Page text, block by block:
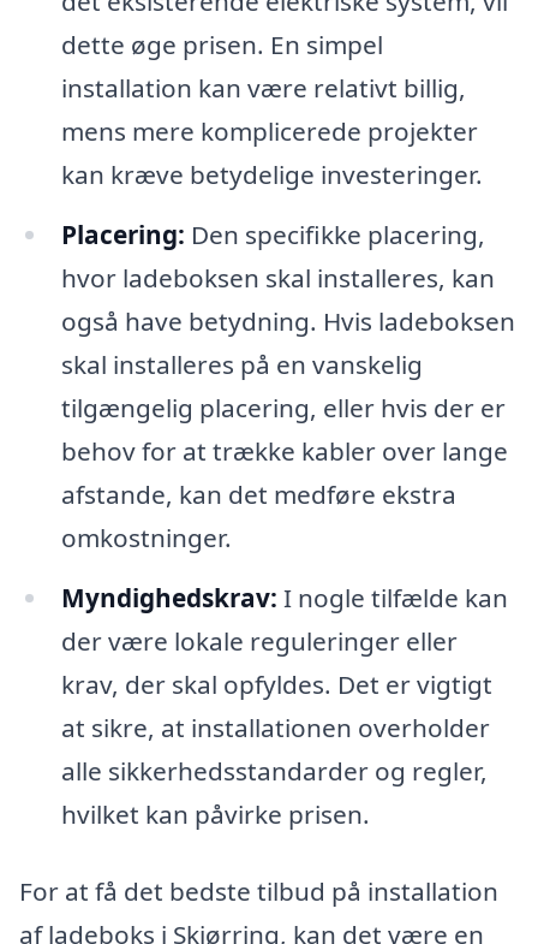
dette øge prisen. En simpel
installation kan være relativt billig,
mens mere komplicerede projekter
kan kræve betydelige investeringer.
Placering: Den specifikke placering,
hvor ladeboksen skal installeres, kan
også have betydning. Hvis ladeboksen
skal installeres på en vanskelig
tilgængelig placering, eller hvis der er
behov for at trække kabler over lange
afstande, kan det medføre ekstra
omkostninger.
Myndighedskrav: I nogle tilfælde kan
der være lokale reguleringer eller
krav, der skal opfyldes. Det er vigtigt
at sikre, at installationen overholder
alle sikkerhedsstandarder og regler,
hvilket kan påvirke prisen.
For at få det bedste tilbud på installation
af ladeboks i Skjørring, kan det være en